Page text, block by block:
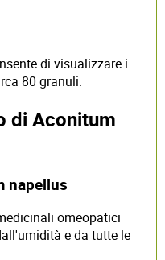
di visualizzare i
80 granuli.
di Aconitum
napellus
omeopatici
e da tutte le